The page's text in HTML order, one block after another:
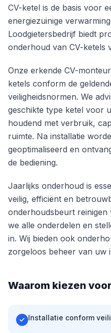
CV-ketel is de basis voor
energiezuinige
Loodgietersbedrijf biedt
onderhoud van CV-ketels
Onze erkende CV-
ketels conform de
veiligheidsnormen. We
geschikte type ketel voor
houdend met verbruik,
ruimte. Na installatie
geoptimaliseerd en
de bediening.
Jaarlijks onderhoud is
veilig, efficiënt en
onderhoudsbeurt
we alle onderdelen en
in. Wij bieden ook
zorgeloos beheer van uw
Waarom kiezen
Installatie conform